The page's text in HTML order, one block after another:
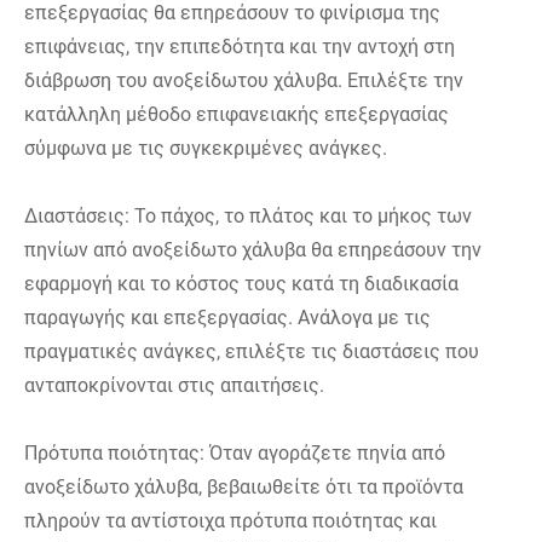
επεξεργασίας θα επηρεάσουν το φινίρισμα της
επιφάνειας, την επιπεδότητα και την αντοχή στη
διάβρωση του ανοξείδωτου χάλυβα. Επιλέξτε την
κατάλληλη μέθοδο επιφανειακής επεξεργασίας
σύμφωνα με τις συγκεκριμένες ανάγκες.
Διαστάσεις: Το πάχος, το πλάτος και το μήκος των
πηνίων από ανοξείδωτο χάλυβα θα επηρεάσουν την
εφαρμογή και το κόστος τους κατά τη διαδικασία
παραγωγής και επεξεργασίας. Ανάλογα με τις
πραγματικές ανάγκες, επιλέξτε τις διαστάσεις που
ανταποκρίνονται στις απαιτήσεις.
Πρότυπα ποιότητας: Όταν αγοράζετε πηνία από
ανοξείδωτο χάλυβα, βεβαιωθείτε ότι τα προϊόντα
πληρούν τα αντίστοιχα πρότυπα ποιότητας και